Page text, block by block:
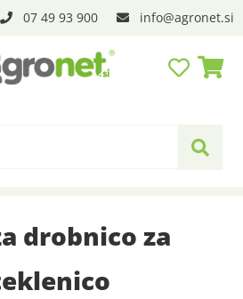
07 49 93 900 info agronet.si
drobnico za